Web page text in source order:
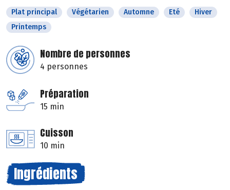
Plat principal Végétarien Automne Eté
Hiver
Printemps
Nombre de personnes
4 personnes
Préparation
15 min
Cuisson
10 min
Ingrédients